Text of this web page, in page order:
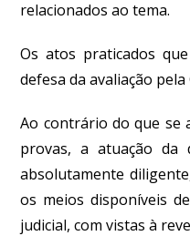
relacionados ao tema.
Os atos praticados
defesa da avaliação pela
Ao contrário do que se
provas, a atuação da
absolutamente
os meios disponíveis
judicial, com vistas à